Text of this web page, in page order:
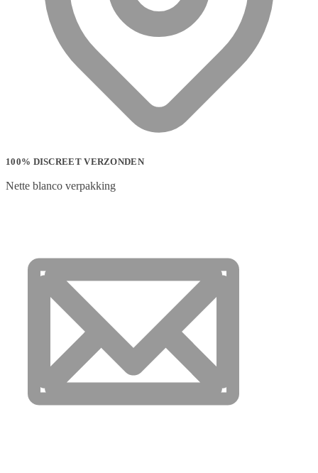
100% DISCREET VERZONDEN
Nette blanco verpakking